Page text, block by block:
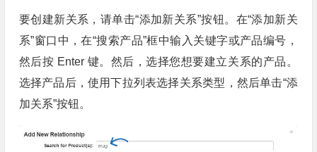
要创建新关系，请单击“添加新关系”按钮。在“添加新关
系”窗口中，在“搜索产品”框中输入关键字或产品编号，
然后按 Enter 键。然后，选择您想要建立关系的产品。
选择产品后，使用下拉列表选择关系类型，然后单击“添
加关系”按钮。